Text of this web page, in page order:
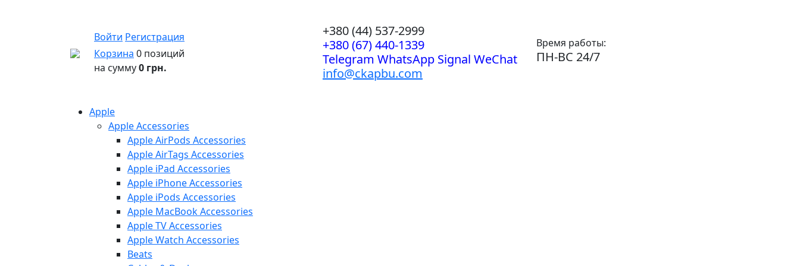
Войти Регистрация
Корзина 0 позиций
на сумму0 грн.
+380 (44) 537-2999
+380 (67) 440-1339
Telegram WhatsApp Signal WeChat
info@ckapbu.com
Время работы:
ПН-ВС 24/7
Apple
Apple Accessories
Apple AirPods Accessories
Apple AirTags Accessories
Apple iPad Accessories
Apple iPhone Accessories
Apple iPods Accessories
Apple MacBook Accessories
Apple TV Accessories
Apple Watch Accessories
Beats